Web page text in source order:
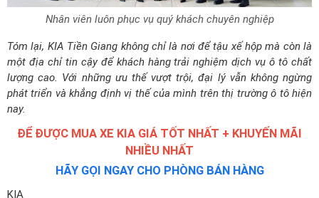
Nhân viên luôn phục vụ quý khách chuyên nghiệp
Tóm lại, KIA Tiền Giang không chỉ là nơi để tậu xế hộp mà còn là
một địa chỉ tin cậy để khách hàng trải nghiệm dịch vụ ô tô chất
lượng cao. Với những ưu thế vượt trội, đại lý vẫn không ngừng
phát triển và khẳng định vị thế của mình trên thị trường ô tô hiện
nay.
ĐỂ ĐƯỢC MUA XE KIA GIÁ TỐT NHẤT + KHUYẾN MÃI
NHIỀU NHẤT
HÃY GỌI NGAY CHO PHÒNG BÁN HÀNG
KIA